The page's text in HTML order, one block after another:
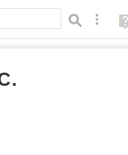
(en